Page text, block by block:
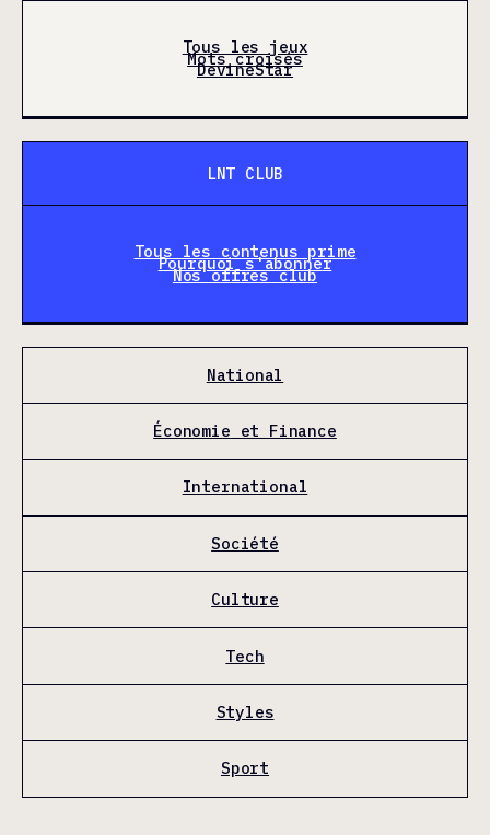
Tous les jeux
Mots croisés
DevineStar
LNT CLUB
Tous les contenus prime
Pourquoi s'abonner
Nos offres club
National
Économie et Finance
International
Société
Culture
Tech
Styles
Sport